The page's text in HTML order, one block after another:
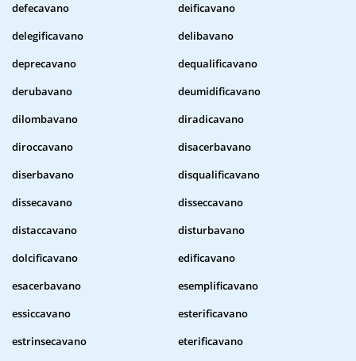
defecavano
deificavano
delegificavano
delibavano
deprecavano
dequalificavano
derubavano
deumidificavano
dilombavano
diradicavano
diroccavano
disacerbavano
diserbavano
disqualificavano
dissecavano
disseccavano
distaccavano
disturbavano
dolcificavano
edificavano
esacerbavano
esemplificavano
essiccavano
esterificavano
estrinsecavano
eterificavano